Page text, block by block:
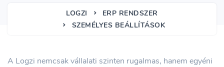
LOGZI
ERP RENDSZER
SZEMÉLYES BEÁLLÍTÁSOK
A Logzi nemcsak vállalati szinten rugalmas, hanem egyéni